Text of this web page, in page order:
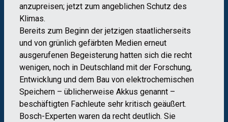
anzupreisen; jetzt zum angeblichen Schutz des
Klimas.
Bereits zum Beginn der jetzigen staatlicherseits
und von grünlich gefärbten Medien erneut
ausgerufenen Begeisterung hatten sich die recht
wenigen, noch in Deutschland mit der Forschung,
Entwicklung und dem Bau von elektrochemischen
Speichern – üblicherweise Akkus genannt –
beschäftigten Fachleute sehr kritisch geäußert.
Bosch-Experten waren da recht deutlich. Sie